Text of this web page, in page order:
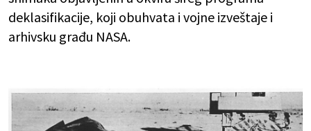
deklasifikacije, koji obuhvata i vojne izveštaje i
arhivsku građu NASA.